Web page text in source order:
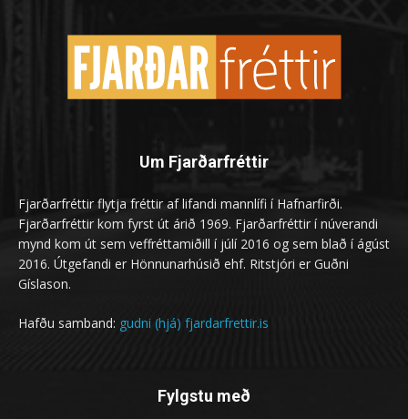
Um Fjarðarfréttir
Fjarðarfréttir flytja fréttir af lifandi mannlífi í Hafnarfirði.
Fjarðarfréttir kom fyrst út árið 1969. Fjarðarfréttir í núverandi
mynd kom út sem veffréttamiðill í júlí 2016 og sem blað í ágúst
2016. Útgefandi er Hönnunarhúsið ehf. Ritstjóri er Guðni
Gíslason.
Hafðu samband: gudni (hjá) fjardarfrettir.is
Fylgstu með